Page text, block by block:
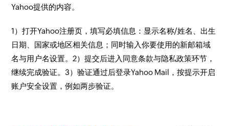
Yahoo提供的内容。
1）打开Yahoo注册页，填写必填信息：显示名称/姓名、出生
日期、国家或地区相关信息；同时输入你要使用的新邮箱域
名与用户名设置。 2）提交后进入同意条款与隐私政策环节，
继续完成验证。3）验证通过后登录Yahoo Mail，按提示开启
账户安全设置，例如两步验证。